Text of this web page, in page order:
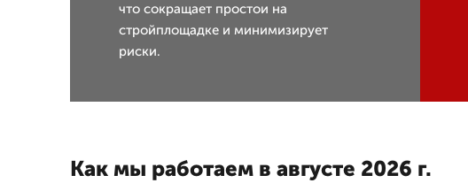
что сокращает простои на
стройплощадке и минимизирует
риски.
Как мы работаем в августе 2026 г.